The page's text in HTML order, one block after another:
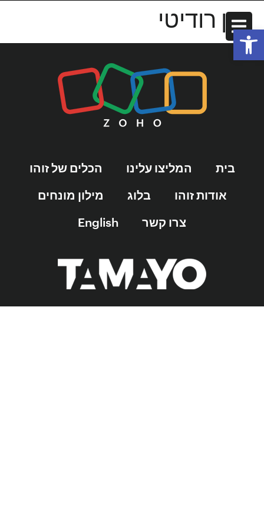
פתח סרגל נגישות
גונן רודיטי
בית המליצו עלינו
הכלים של זוהו
אודות זוהו
בלוג
מילון מונחים
צרו קשר
English